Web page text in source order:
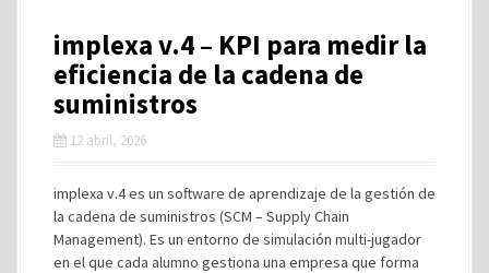
implexa v.4 – KPI para medir la
eficiencia de la cadena de
suministros
12 abril, 2026
implexa v.4 es un software de aprendizaje de la gestión de
la cadena de suministros (SCM – Supply Chain
Management). Es un entorno de simulación multi-jugador
en el que cada alumno gestiona una empresa que forma